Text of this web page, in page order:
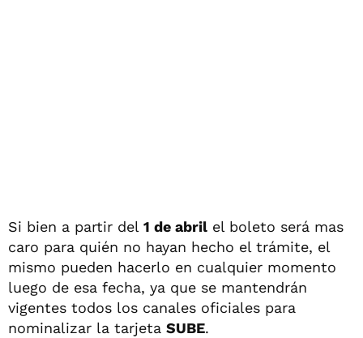
Si bien a partir del 1 de abril el boleto será mas
caro para quién no hayan hecho el trámite, el
mismo pueden hacerlo en cualquier momento
luego de esa fecha, ya que se mantendrán
vigentes todos los canales oficiales para
nominalizar la tarjeta SUBE.